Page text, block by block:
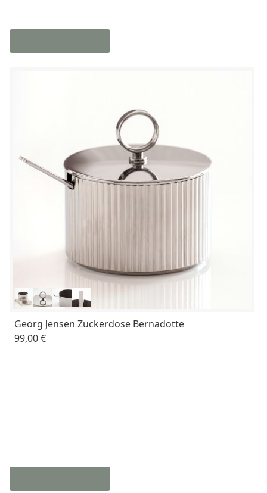
Georg Jensen Zuckerdose Bernadotte
99,00 €